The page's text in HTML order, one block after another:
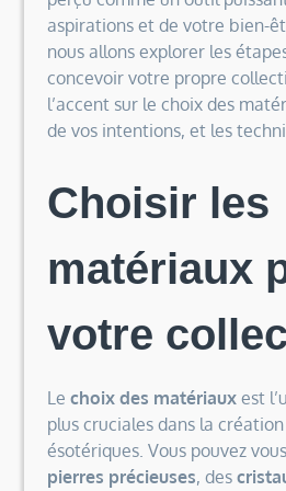
aspirations et de votre bien-
nous allons explorer les
concevoir votre propre
l’accent sur le choix des
de vos intentions, et les
Choisir les
matériaux
votre
Le choix des matériauxest
plus cruciales dans la
ésotériques. Vous pouvez
pierres précieuses, des